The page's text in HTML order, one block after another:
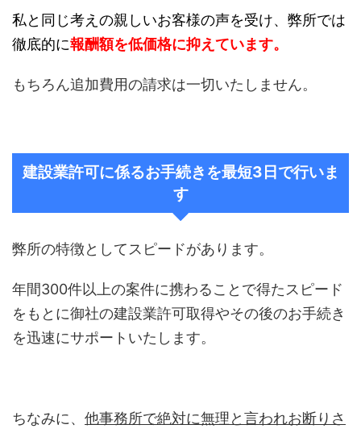
私と同じ考えの親しいお客様の声を受け、弊所では
徹底的に報酬額を低価格に抑えています。
もちろん追加費用の請求は一切いたしません。
建設業許可に係るお手続きを最短3日で行いま
す
弊所の特徴としてスピードがあります。
年間300件以上の案件に携わることで得たスピード
をもとに御社の建設業許可取得やその後のお手続き
を迅速にサポートいたします。
ちなみに、 他事務所で絶対に無理と言われお断りさ